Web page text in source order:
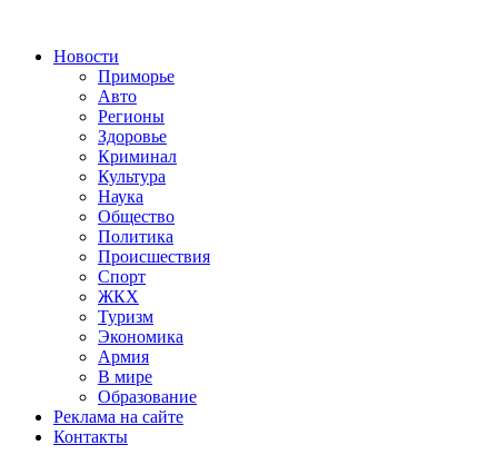
Новости
Приморье
Авто
Регионы
Здоровье
Криминал
Культура
Наука
Общество
Политика
Происшествия
Спорт
ЖКХ
Туризм
Экономика
Армия
В мире
Образование
Реклама на сайте
Контакты